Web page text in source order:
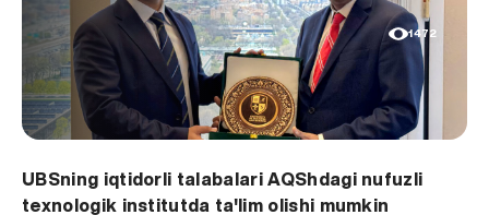
1472
UBSning iqtidorli talabalari AQShdagi nufuzli
texnologik institutda ta'lim olishi mumkin